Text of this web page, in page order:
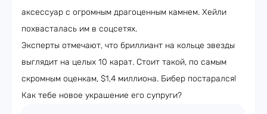
аксессуар с огромным драгоценным камнем. Хейли
похвасталась им в соцсетях.
Эксперты отмечают, что бриллиант на кольце звезды
выглядит на целых 10 карат. Стоит такой, по самым
скромным оценкам, $1,4 миллиона. Бибер постарался!
Как тебе новое украшение его супруги?